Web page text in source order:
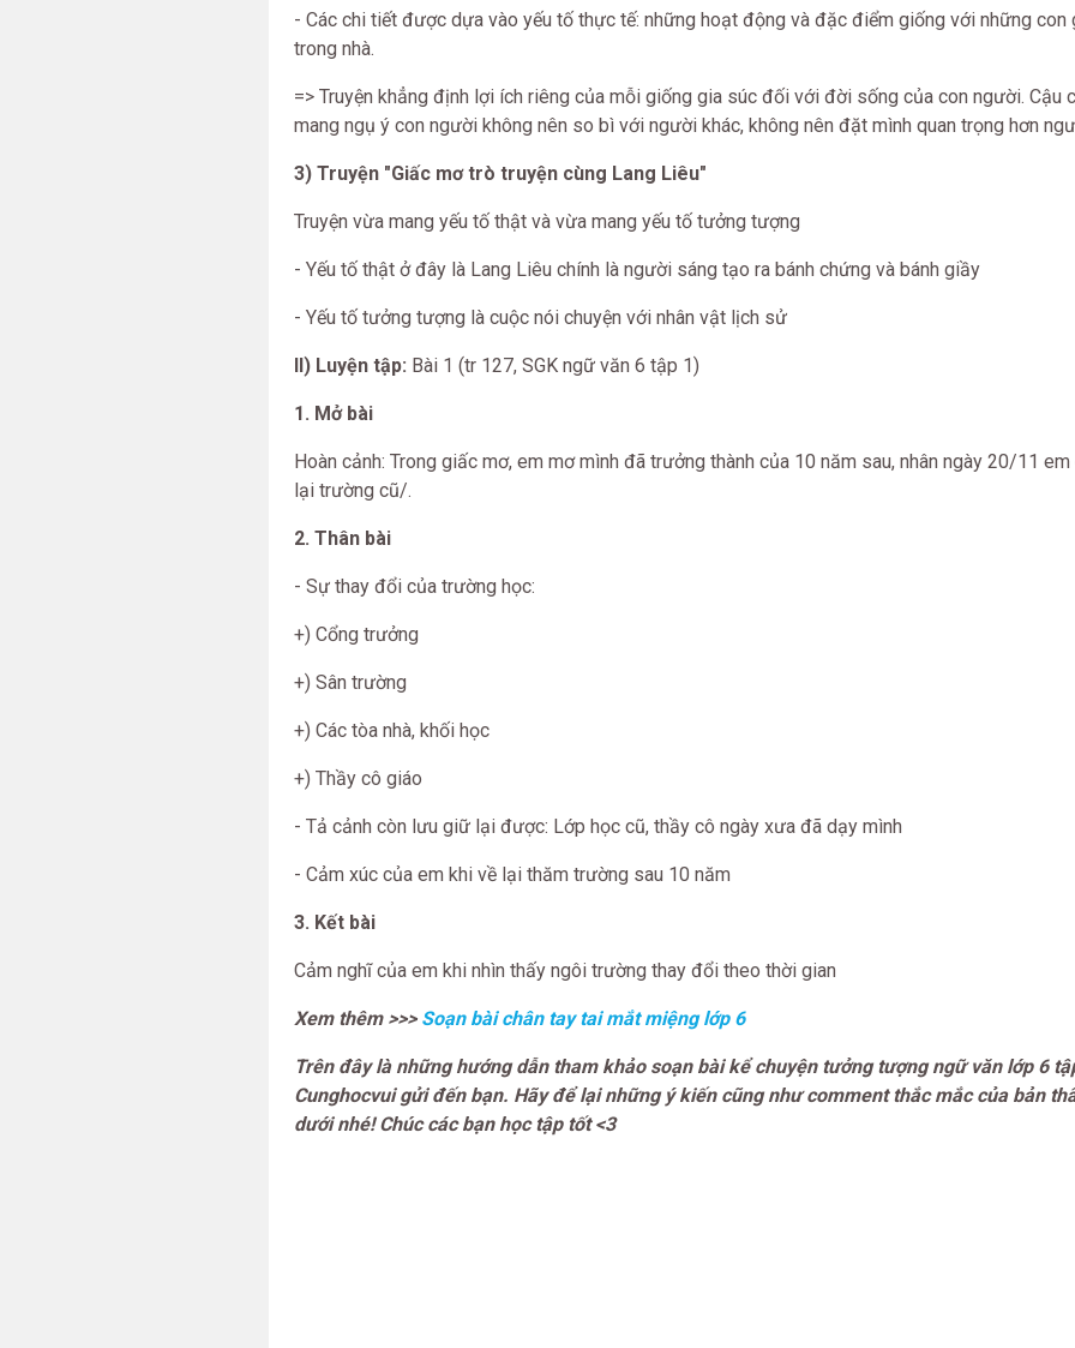
- Các chi tiết được dựa vào yếu tố thực tế: những hoạt động và đặc điểm giống với những con
trong nhà.
=> Truyện khẳng định lợi ích riêng của mỗi giống gia súc đối với đời sống của con người. Cậu
mang ngụ ý con người không nên so bì với người khác, không nên đặt mình quan trọng hơn
3) Truyện "Giấc mơ trò truyện cùng Lang Liêu"
Truyện vừa mang yếu tố thật và vừa mang yếu tố tưởng tượng
- Yếu tố thật ở đây là Lang Liêu chính là người sáng tạo ra bánh chứng và bánh giầy
- Yếu tố tưởng tượng là cuộc nói chuyện với nhân vật lịch sử
II) Luyện tập: Bài 1 (tr 127, SGK ngữ văn 6 tập 1)
1. Mở bài
Hoàn cảnh: Trong giấc mơ, em mơ mình đã trưởng thành của 10 năm sau, nhân ngày 20/11
lại trường cũ/.
2. Thân bài
- Sự thay đổi của trường học:
+) Cổng trưởng
+) Sân trường
+) Các tòa nhà, khối học
+) Thầy cô giáo
- Tả cảnh còn lưu giữ lại được: Lớp học cũ, thầy cô ngày xưa đã dạy mình
- Cảm xúc của em khi về lại thăm trường sau 10 năm
3. Kết bài
Cảm nghĩ của em khi nhìn thấy ngôi trường thay đổi theo thời gian
Xem thêm >>> Soạn bài chân tay tai mắt miệng lớp 6
Trên đây là những hướng dẫn tham khảo soạn bài kể chuyện tưởng tượng ngữ văn lớp 6
Cunghocvui gửi đến bạn. Hãy để lại những ý kiến cũng như comment thắc mắc của bản
dưới nhé! Chúc các bạn học tập tốt <3